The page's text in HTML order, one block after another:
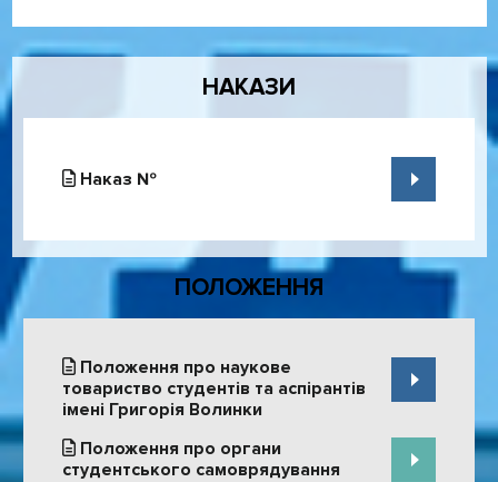
Дочірні категорії
НАКАЗИ
Наказ №
ПОЛОЖЕННЯ
Положення про наукове
товариство студентів та аспірантів
імені Григорія Волинки
Положення про органи
студентського самоврядування